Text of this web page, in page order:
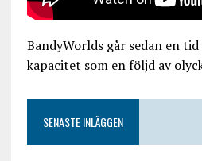
BandyWorlds går sedan en
kapacitet som en följd av
SENASTE INLÄGGEN